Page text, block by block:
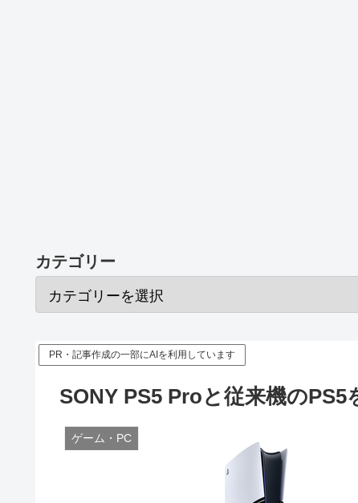
カテゴリー
PR・記事作成の一部にAIを利用しています
SONY PS5 Proと従来機のPS5
ゲーム・PC